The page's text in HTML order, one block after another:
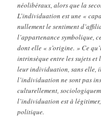
néolibéraux, alors que la
L’individuation est une «
nullement le sentiment
l’appartenance symbolique,
dont elle « s’origine. » Ce
intrinsèque entre les sujets
leur individuation, sans elle,
l’individuation ne sont pas
culturellement,
l’individuation est à
politique.